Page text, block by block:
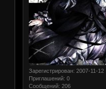
Зарегистрирован: 2007-11-12
Приглашений: 0
Сообщений: 206